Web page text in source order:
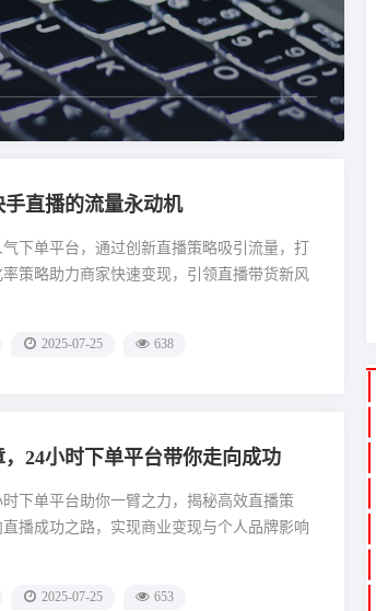
直播的流量永动机
下单平台，通过创新直播策略吸引流量，打
策略助力商家快速变现，引领直播带货新风
2025-07-25 638
24小时下单平台带你走向成功
下单平台助你一臂之力，揭秘高效直播策
播成功之路，实现商业变现与个人品牌影响
2025-07-25 653